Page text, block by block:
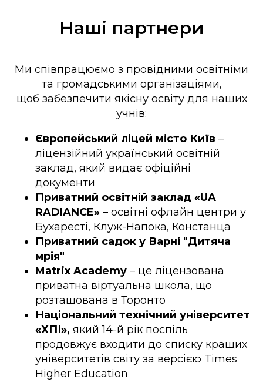
Наші партнери
Ми співпрацюємо з провідними освітніми
та громадськими організаціями,
щоб забезпечити якісну освіту для наших
учнів:
Європейський ліцей місто Київ –
ліцензійний український освітній
заклад, який видає офіційні
документи
Приватний освітній заклад «UA
RADIANCE» – освітні офлайн центри у
Бухаресті, Клуж-Напока, Констанца
Приватний садок у Варні "Дитяча
мрія"
Matrix Academy – це ліцензована
приватна віртуальна школа, що
розташована в Торонто
Національний технічний університет
«ХПІ», який 14-й рік поспіль
продовжує входити до списку кращих
університетів світу за версією Times
Higher Education